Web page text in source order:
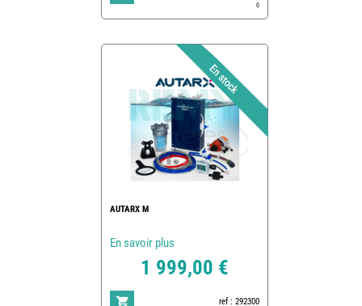
0
AUTARX M
En savoir plus
1 999,00 €
ref : 292300